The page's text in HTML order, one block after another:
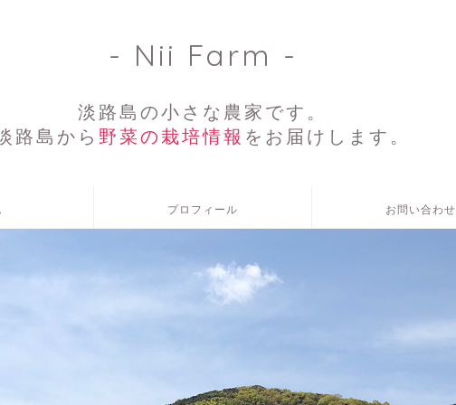
- Nii Farm -
淡路島の小さな農家です。
路島から 野菜の栽培情報 をお届けします。
プロフィール お問い合わせ